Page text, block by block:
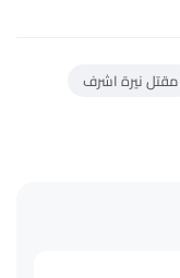
مقتل نيرة اشرف